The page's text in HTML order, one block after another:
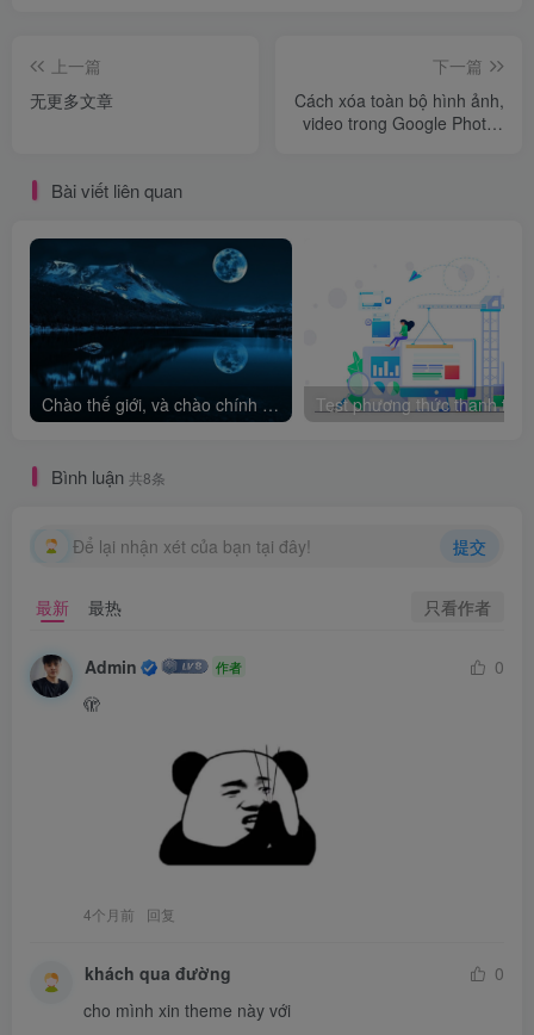
上一篇
无更多文章
下一篇
Cách xóa toàn bộ hình ảnh,
video trong Google Photos
Bài viết liên quan
Chào thế giới, và chào chính mình!
Bình luận 共8条
Để lại nhận xét của bạn tại đây! 提交
最新 最热 只看作者
Admin 作者
0
🫣
4个月前 回复
khách qua đường
0
cho mình xin theme này với